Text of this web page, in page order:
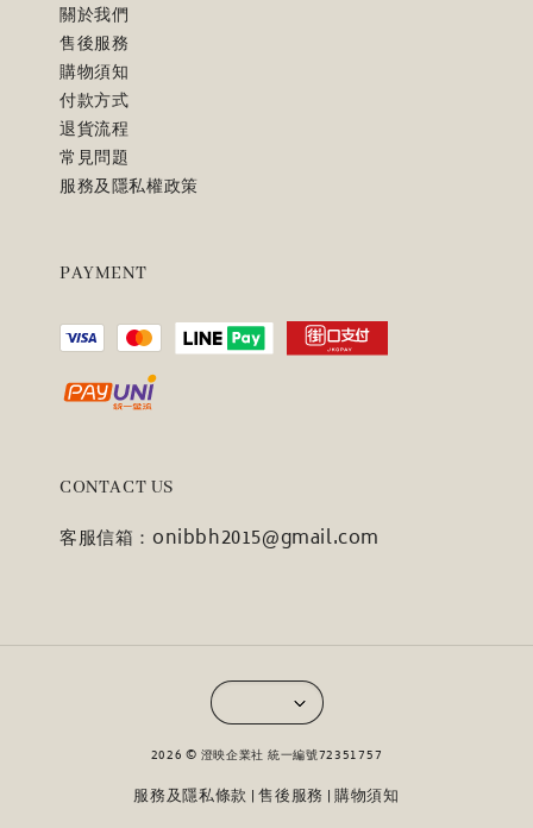
關於我們
售後服務
購物須知
付款方式
退貨流程
常見問題
服務及隱私權政策
PAYMENT
CONTACT US
客服信箱：onibbh2015@gmail.com
2026 © 澄映企業社 統一編號72351757
服務及隱私條款 |售後服務 |購物須知